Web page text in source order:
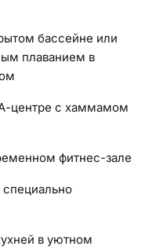
бассейне или
плаванием в
центре с хаммамом
фитнес-зале
специально
в уютном